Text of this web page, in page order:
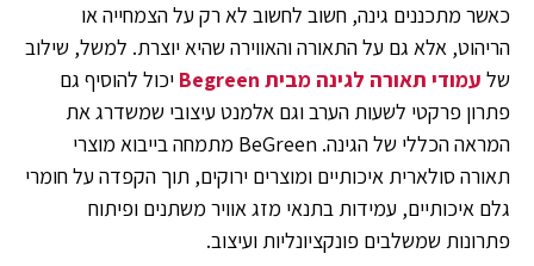
כאשר מתכננים גינה, חשוב לחשוב לא רק על הצמחייה או
הריהוט, אלא גם על התאורה והאווירה שהיא יוצרת. למשל, שילוב
של עמודי תאורה לגינה מבית Begreen
יכול להוסיף גם
פתרון פרקטי לשעות הערב וגם אלמנט עיצובי שמשדרג את
המראה הכללי של הגינה. BeGreen מתמחה בייבוא מוצרי
תאורה סולארית איכותיים ומוצרים ירוקים, תוך הקפדה על חומרי
גלם איכותיים, עמידות בתנאי מזג אוויר משתנים ופיתוח
פתרונות שמשלבים פונקציונליות ועיצוב.